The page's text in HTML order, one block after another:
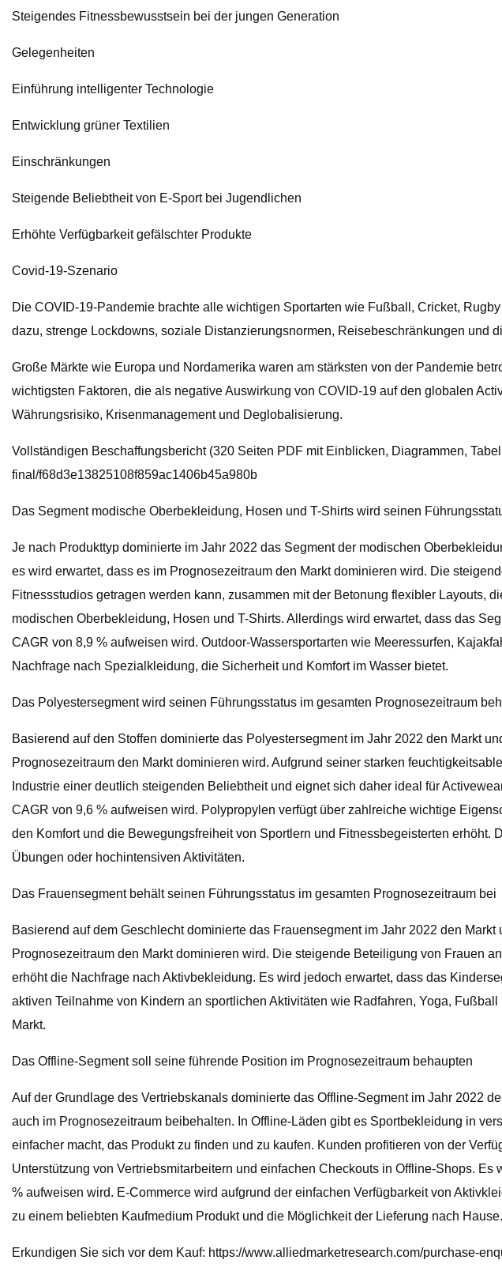
Steigendes Fitnessbewusstsein bei der jungen Generation
Gelegenheiten
Einführung intelligenter Technologie
Entwicklung grüner Textilien
Einschränkungen
Steigende Beliebtheit von E-Sport bei Jugendlichen
Erhöhte Verfügbarkeit gefälschter Produkte
Covid-19-Szenario
Die COVID-19-Pandemie brachte alle wichtigen Sportarten wie Fußball, Cricket,
dazu, strenge Lockdowns, soziale Distanzierungsnormen, Reisebeschränkungen und
Große Märkte wie Europa und Nordamerika waren am stärksten von der Pandemie
wichtigsten Faktoren, die als negative Auswirkung von COVID-19 auf den globalen
Währungsrisiko, Krisenmanagement und Deglobalisierung.
Vollständigen Beschaffungsbericht (320 Seiten PDF mit Einblicken, Diagrammen,
final/f68d3e13825108f859ac1406b45a980b
Das Segment modische Oberbekleidung, Hosen und T-Shirts wird seinen
Je nach Produkttyp dominierte im Jahr 2022 das Segment der modischen
es wird erwartet, dass es im Prognosezeitraum den Markt dominieren wird. Die
Fitnessstudios getragen werden kann, zusammen mit der Betonung flexibler Layouts,
modischen Oberbekleidung, Hosen und T-Shirts. Allerdings wird erwartet, dass das
CAGR von 8,9 % aufweisen wird. Outdoor-Wassersportarten wie Meeressurfen,
Nachfrage nach Spezialkleidung, die Sicherheit und Komfort im Wasser bietet.
Das Polyestersegment wird seinen Führungsstatus im gesamten Prognosezeitraum
Basierend auf den Stoffen dominierte das Polyestersegment im Jahr 2022 den Markt
Prognosezeitraum den Markt dominieren wird. Aufgrund seiner starken
Industrie einer deutlich steigenden Beliebtheit und eignet sich daher ideal für
CAGR von 9,6 % aufweisen wird. Polypropylen verfügt über zahlreiche wichtige
den Komfort und die Bewegungsfreiheit von Sportlern und Fitnessbegeisterten
Übungen oder hochintensiven Aktivitäten.
Das Frauensegment behält seinen Führungsstatus im gesamten Prognosezeitraum bei
Basierend auf dem Geschlecht dominierte das Frauensegment im Jahr 2022 den
Prognosezeitraum den Markt dominieren wird. Die steigende Beteiligung von Frauen
erhöht die Nachfrage nach Aktivbekleidung. Es wird jedoch erwartet, dass das
aktiven Teilnahme von Kindern an sportlichen Aktivitäten wie Radfahren, Yoga,
Markt.
Das Offline-Segment soll seine führende Position im Prognosezeitraum behaupten
Auf der Grundlage des Vertriebskanals dominierte das Offline-Segment im Jahr 2022
auch im Prognosezeitraum beibehalten. In Offline-Läden gibt es Sportbekleidung in
einfacher macht, das Produkt zu finden und zu kaufen. Kunden profitieren von der
Unterstützung von Vertriebsmitarbeitern und einfachen Checkouts in Offline-Shops.
% aufweisen wird. E-Commerce wird aufgrund der einfachen Verfügbarkeit von
zu einem beliebten Kaufmedium Produkt und die Möglichkeit der Lieferung nach Hause.
Erkundigen Sie sich vor dem Kauf: https://www.alliedmarketresearch.com/purchase-